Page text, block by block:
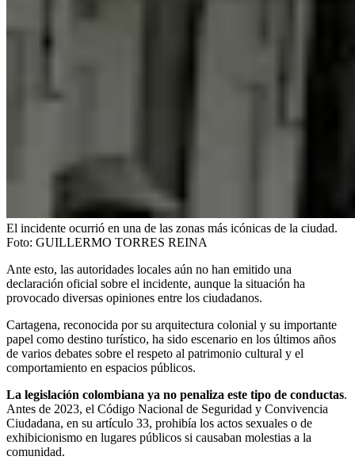
El incidente ocurrió en una de las zonas más icónicas de la ciudad.
Foto: GUILLERMO TORRES REINA
Ante esto, las autoridades locales aún no han emitido una
declaración oficial sobre el incidente, aunque la situación ha
provocado diversas opiniones entre los ciudadanos.
Cartagena, reconocida por su arquitectura colonial y su importante
papel como destino turístico, ha sido escenario en los últimos años
de varios debates sobre el respeto al patrimonio cultural y el
comportamiento en espacios públicos.
La legislación colombiana ya no penaliza este tipo de conductas.
Antes de 2023, el Código Nacional de Seguridad y Convivencia
Ciudadana, en su artículo 33, prohibía los actos sexuales o de
exhibicionismo en lugares públicos si causaban molestias a la
comunidad.